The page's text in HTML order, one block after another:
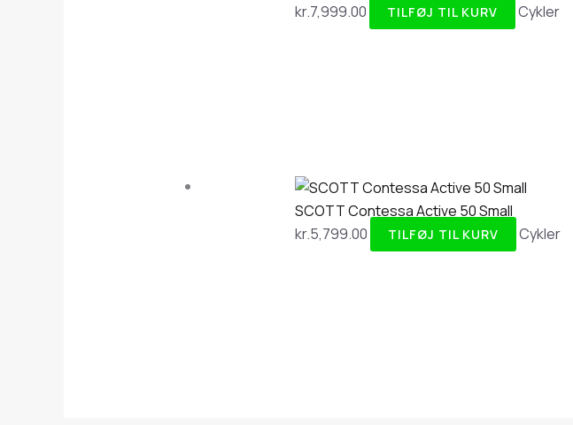
kr.7,999.00 TILFØJ TIL KURV Cykler
SCOTT Contessa Active 50 Small
kr.5,799.00 TILFØJ TIL KURV Cykler